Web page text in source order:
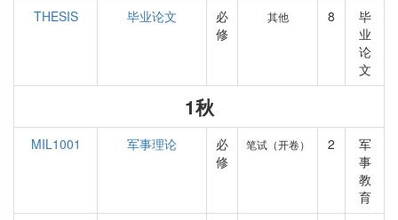
THESIS 毕业论文
必
修
其他 8
毕
业
论
文
1秋
MIL1001 军事理论
必
修
笔试（开卷） 2
军
事
教
育